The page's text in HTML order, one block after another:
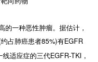
的一种恶性肿瘤。据估计，
占肺癌患者85%)有EGFR
适应症的三代EGFR-TKI，